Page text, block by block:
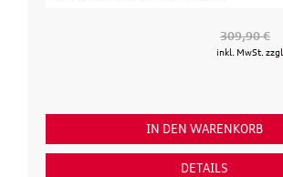
309,90 €
inkl. MwSt. zzgl.
IN DEN WARENKORB
DETAILS